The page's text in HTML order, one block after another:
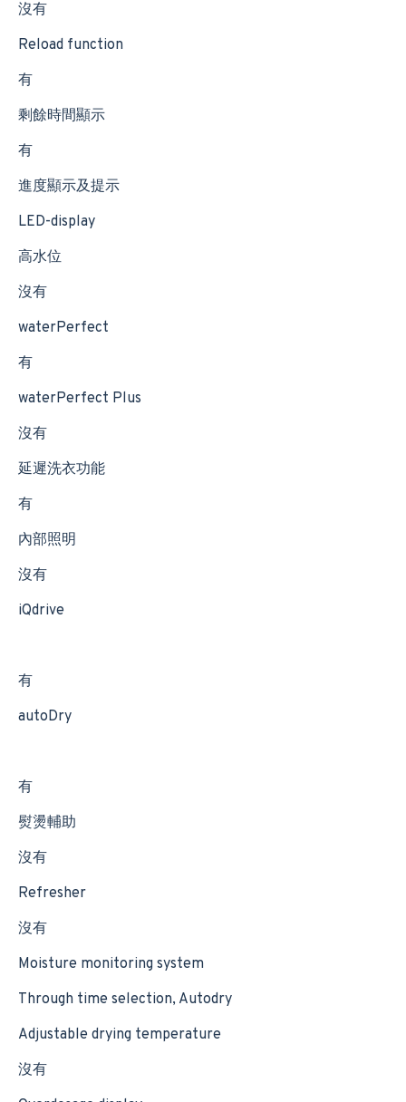
沒有
Reload function
有
剩餘時間顯示
有
進度顯示及提示
LED-display
高水位
沒有
waterPerfect
有
waterPerfect Plus
沒有
延遲洗衣功能
有
內部照明
沒有
iQdrive
有
autoDry
有
熨燙輔助
沒有
Refresher
沒有
Moisture monitoring system
Through time selection, Autodry
Adjustable drying temperature
沒有